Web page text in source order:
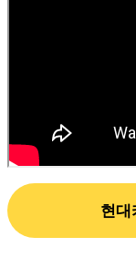
현대